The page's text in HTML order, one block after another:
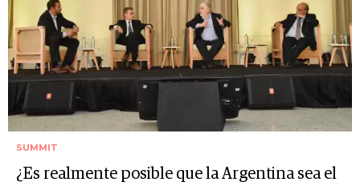
SUMMIT
¿Es realmente posible que la Argentina sea el